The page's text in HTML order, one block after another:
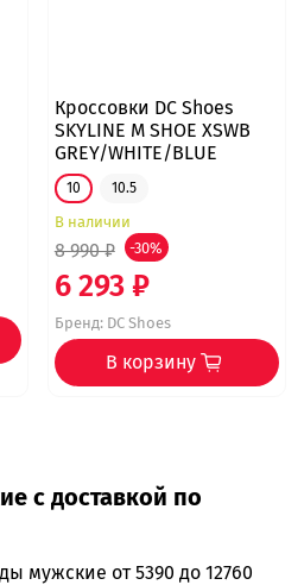
Кроссовки DC Shoes
SKYLINE M SHOE XSWB
GREY/WHITE/BLUE
10 10.5
В наличии
8 990 ₽ -30%
6 293 ₽
Бренд:DC Shoes
В корзину
с доставкой по
мужские от 5390 до 12760